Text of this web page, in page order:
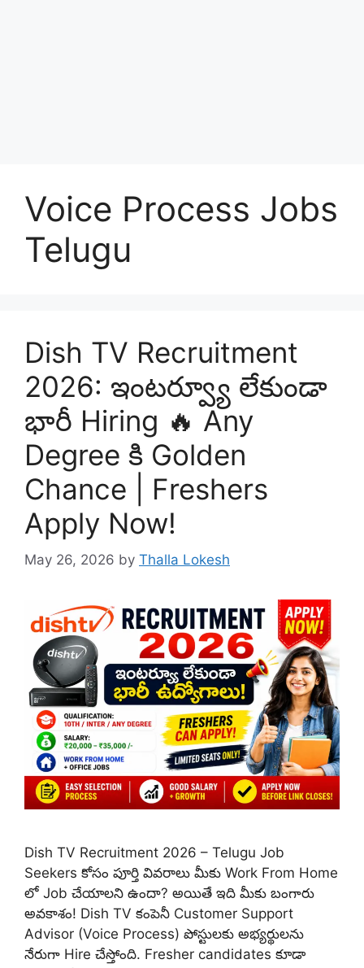
Voice Process Jobs
Telugu
Dish TV Recruitment
2026: ఇంటర్వ్యూ లేకుండా
భారీ Hiring 🔥 Any
Degree కి Golden
Chance | Freshers
Apply Now!
May 26, 2026 by Thalla Lokesh
Dish TV Recruitment 2026 – Telugu Job
Seekers కోసం పూర్తి వివరాలు మీకు Work From Home
లో Job చేయాలని ఉందా? అయితే ఇది మీకు బంగారు
అవకాశం! Dish TV కంపెనీ Customer Support
Advisor (Voice Process) పోస్టులకు అభ్యర్థులను
నేరుగా Hire చేస్తోంది. Fresher candidates కూడా